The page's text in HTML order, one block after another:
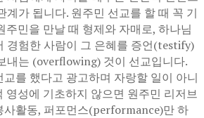
계가 됩니다. 원주민 선교를 할 때 꼭 기
주민을 만날 때 형제와 자매로, 하나님
경험한 사람이 그 은혜를 증언(testify)
내는 (overflowing) 것이 선교입니다.
를 했다고 광고하며 자랑할 일이 아니
영성에 기초하지 않으면 원주민 리저브
사활동, 퍼포먼스(performance)만 하